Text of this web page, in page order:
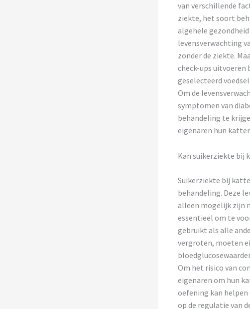
van verschillende
ziekte, het soort
algehele
levensverwachting
zonder de ziekte.
check-ups uitvoeren
geselecteerd voedsel.
Om de
symptomen van
behandeling te
eigenaren hun
Kan suikerziekte bij
Suikerziekte bij
behandeling. Deze
alleen mogelijk zijn
essentieel om te
gebruikt als alle
vergroten, moeten
Om het risico van
eigenaren om hun
oefening kan
op de regulatie van